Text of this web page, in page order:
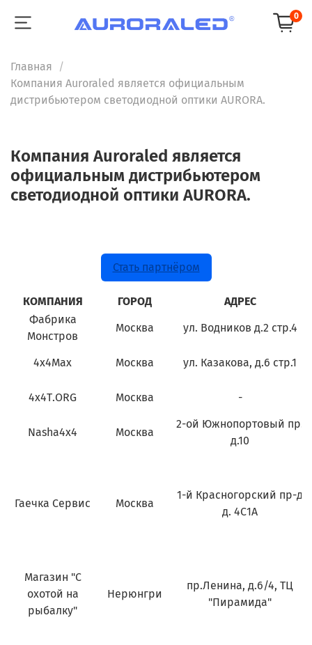
0
Главная
Компания Auroraled является официальным
дистрибьютером светодиодной оптики AURORA.
Компания Auroraled является
официальным дистрибьютером
светодиодной оптики AURORA.
Стать партнёром
КОМПАНИЯ ГОРОД
АДРЕС
Фабрика
Монстров
Москва ул. Водников д.2 стр.4
4x4Max Москва ул. Казакова, д.6 стр.1
4x4Т.ORG Москва -
Nasha4x4 Москва
2-ой Южнопортовый пр.
д.10
Гаечка Сервис Москва
1-й Красногорский пр-д
д. 4С1А
Магазин "С
охотой на
рыбалку"
Нерюнгри
пр.Ленина, д.6/4, ТЦ
"Пирамида"